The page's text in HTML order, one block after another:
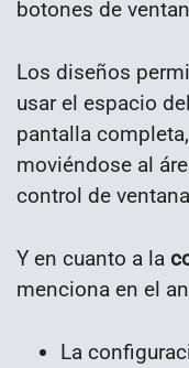
botones de
Los diseños
usar el espacio
pantalla
moviéndose al
control de
Y en cuanto a la
menciona en el
La